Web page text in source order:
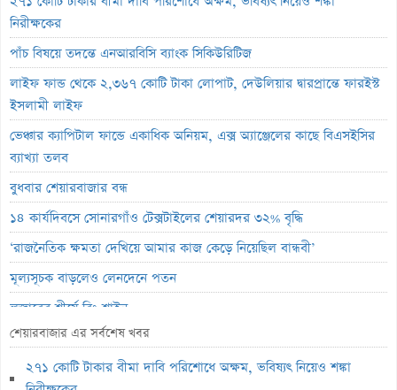
নিরীক্ষকের
পাঁচ বিষয়ে তদন্তে এনআরবিসি ব্যাংক সিকিউরিটিজ
লাইফ ফান্ড থেকে ২,৩৬৭ কোটি টাকা লোপাট, দেউলিয়ার দ্বারপ্রান্তে ফারইস্ট
ইসলামী লাইফ
ভেঞ্চার ক্যাপিটাল ফান্ডে একাধিক অনিয়ম, এক্স অ্যাঞ্জেলের কাছে বিএসইসির
ব্যাখ্যা তলব
বুধবার শেয়ারবাজার বন্ধ
১৪ কার্যদিবসে সোনারগাঁও টেক্সটাইলের শেয়ারদর ৩২% বৃদ্ধি
‘রাজনৈতিক ক্ষমতা দেখিয়ে আমার কাজ কেড়ে নিয়েছিল বান্ধবী’
মূল্যসূচক বাড়লেও লেনদেনে পতন
লুজারের শীর্ষে রিং-শাইন
গেইনারের শীর্ষে সেন্ট্রাল ইন্স্যুরেন্স
ব্লক মার্কেটে ৩৬ কোটি টাকার লেনদেন
শেয়ারবাজার এর সর্বশেষ খবর
২৭১ কোটি টাকার বীমা দাবি পরিশোধে অক্ষম, ভবিষ্যৎ নিয়েও শঙ্কা